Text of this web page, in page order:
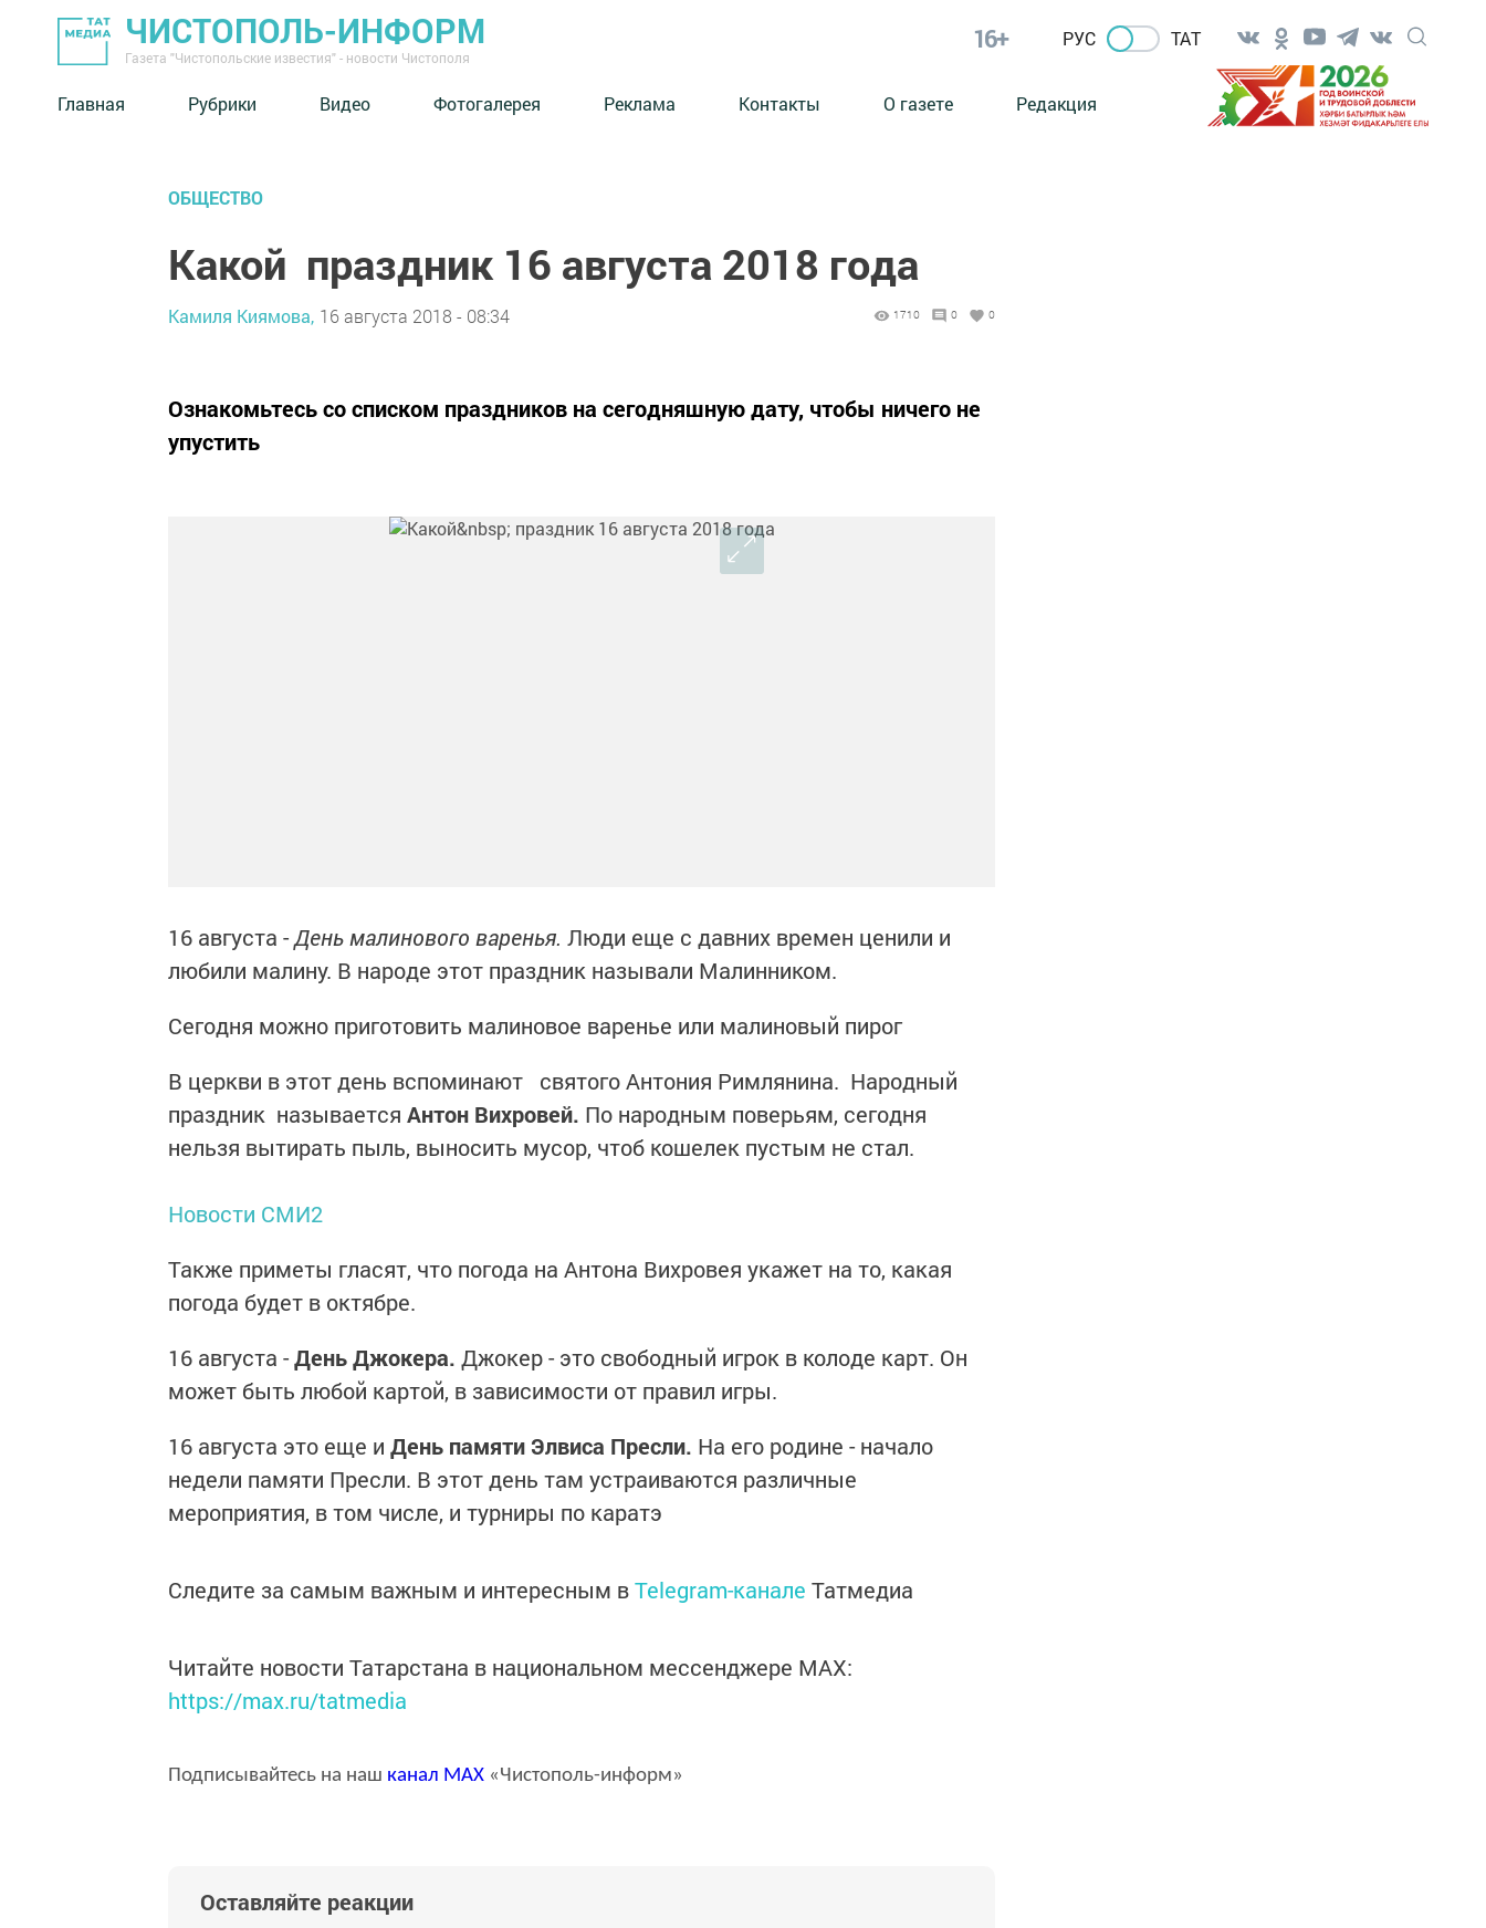
ЧИСТОПОЛЬ-ИНФОРМ
Газета "Чистопольские известия" - новости Чистополя
16+ РУС ТАТ
Главная Рубрики Видео Фотогалерея Реклама Контакты О газете Редакция
ОБЩЕСТВО
Какой праздник 16 августа 2018 года
Камиля Киямова, 16 августа 2018 - 08:34 1710 0 0
Ознакомьтесь со списком праздников на сегодняшную дату, чтобы ничего не
упустить
16 августа -День малинового варенья. Люди еще с давних времен ценили и
любили малину. В народе этот праздник называли Малинником.
Сегодня можно приготовить малиновое варенье или малиновый пирог
В церкви в этот день вспоминают святого Антония Римлянина. Народный
праздник называется Антон Вихровей. По народным поверьям, сегодня
нельзя вытирать пыль, выносить мусор, чтоб кошелек пустым не стал.
Новости СМИ2
Также приметы гласят, что погода на Антона Вихровея укажет на то, какая
погода будет в октябре.
16 августа -День Джокера. Джокер - это свободный игрок в колоде карт. Он
может быть любой картой, в зависимости от правил игры.
16 августа это еще и День памяти Элвиса Пресли. На его родине - начало
недели памяти Пресли. В этот день там устраиваются различные
мероприятия, в том числе, и турниры по каратэ
Следите за самым важным и интересным вTelegram-канале Татмедиа
Читайте новости Татарстана в национальном мессенджере MАХ:
https://max.ru/tatmedia
Подписывайтесь на наш канал MAX «Чистополь-информ»
Оставляйте реакции